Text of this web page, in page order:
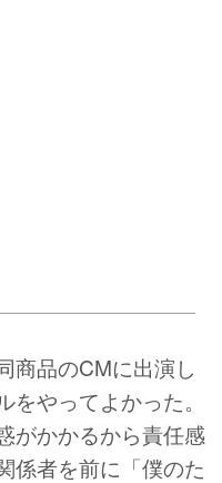
商品のCMに出演し
やってよかった。
がかかるから責任感
係者を前に「僕のた